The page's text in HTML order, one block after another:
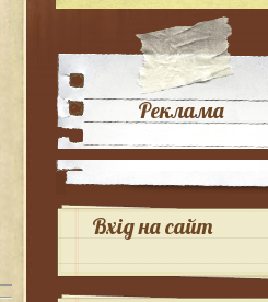
Реклама
Вхід на сайт